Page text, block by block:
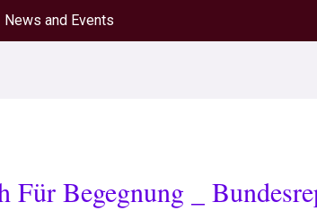
News and Events
Begegnung _